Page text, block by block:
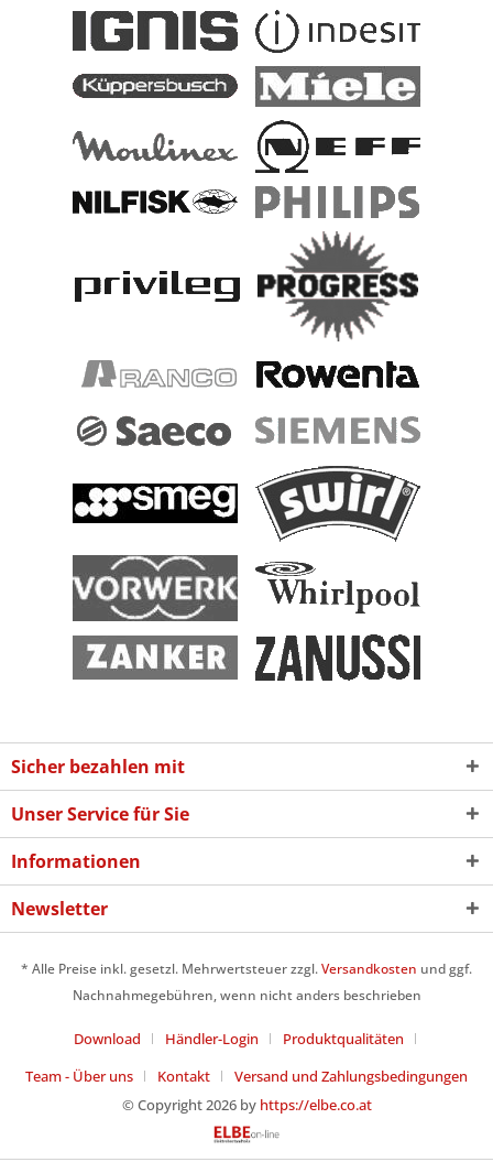
Sicher bezahlen mit
Unser Service für Sie
Informationen
Newsletter
* Alle Preise inkl. gesetzl. Mehrwertsteuer zzgl.Versandkosten und ggf.
Nachnahmegebühren, wenn nicht anders beschrieben
Download Händler-Login
Produktqualitäten
Team - Über uns
Kontakt
Versand und Zahlungsbedingungen
© Copyright 2026 by https://elbe.co.at